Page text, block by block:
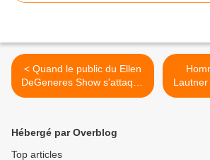
< Quand le public du Ellen
DeGeneres Show s'attaque
à Bad Romance (Vidéo).
Lautner
et
Hébergé par Overblog
Top articles